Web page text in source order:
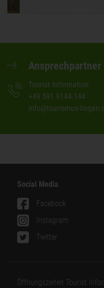
Powered by
Ansprechpartner
Tourist Information
+49 591 9144-144
info@tourismus-
Social Media
Facebook
Instagram
Twitter
Öffnungszeiten Tourist